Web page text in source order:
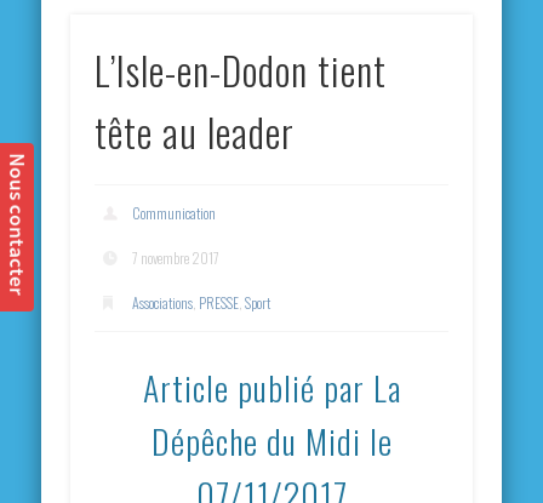
L’Isle-en-Dodon tient
tête au leader
Communication
7 novembre 2017
Associations PRESSE ,Sport
Article publié par La
Dépêche du Midi le